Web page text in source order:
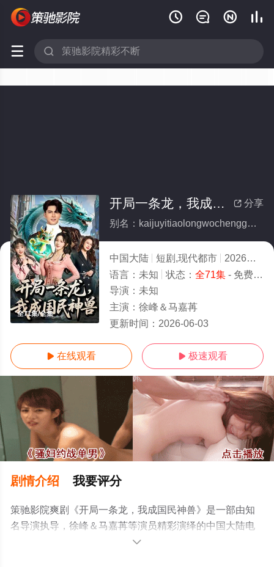
   
 
全71集/全集
 分享
开局一条龙，我成国民神兽(全集)
别名：kaijuyitiaolongwochengguominshenshou
中国大陆 短剧,现代都市 2026
9.0
语言： 未知 状态： 全71集- 免费在线观看
导演： 未知
主演： 徐峰＆马嘉苒
更新时间： 2026-06-03
 在线观看  极速观看
剧情介绍 我要评分
策驰影院爽剧《开局一条龙，我成国民神兽》是一部由知
名导演执导，徐峰＆马嘉苒等演员精彩演绎的中国大陆电
视剧，大结局剧情已揭晓（全71集），手机免费观看高清
